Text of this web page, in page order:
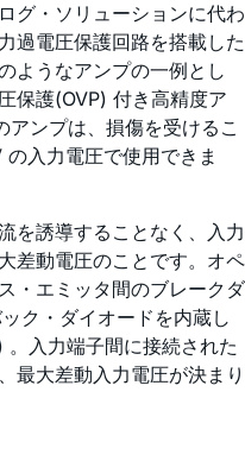
グ・ソリューションに代わ
過電圧保護回路を搭載した
ようなアンプの一例とし
保護(OVP) 付き高精度ア
アンプは、損傷を受けるこ
入力電圧で使用できま
を誘導することなく、入力
差動電圧のことです。オペ
・エミッタ間のブレークダ
ク・ダイオードを内蔵し
入力端子間に接続された
最大差動入力電圧が決まり